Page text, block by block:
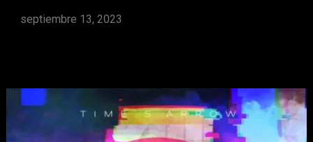
septiembre 13, 2023